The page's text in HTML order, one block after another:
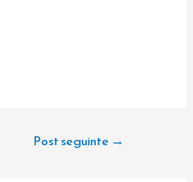
Post seguinte →